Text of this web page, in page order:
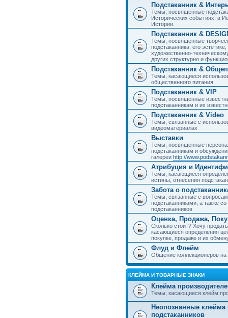
Подстаканник &
Темы, посвященные
Исторических событиях, в
Истории.
Подстаканник &
Темы, посвященные
подстаканника, его
художественно-
других структурно и
Подстаканник &
Темы, касающиеся
общественного питания
Подстаканник & VIP
Темы, посвященные
подстаканникам и их
Подстаканник & Video
Темы, связанные с
видеоматериалах
Выставки
Темы, посвященные
подстаканникам и
галереи http://
Атрибуция и
Темы, касающиеся
истины, отнесения
Забота о
Темы, связанные с
подстаканниками, а также
подстаканников
Оценка, Продажа,
Сколько стоит? Хочу
касающиеся определения
покупке, продаже и их
Флуд и Флейм
Общение коллекционеров
КЛЕЙМА И ТОВАРНЫЕ ЗНАКИ
Клейма
Темы, касающиеся клейм
Неопознанные клейма
подстаканников